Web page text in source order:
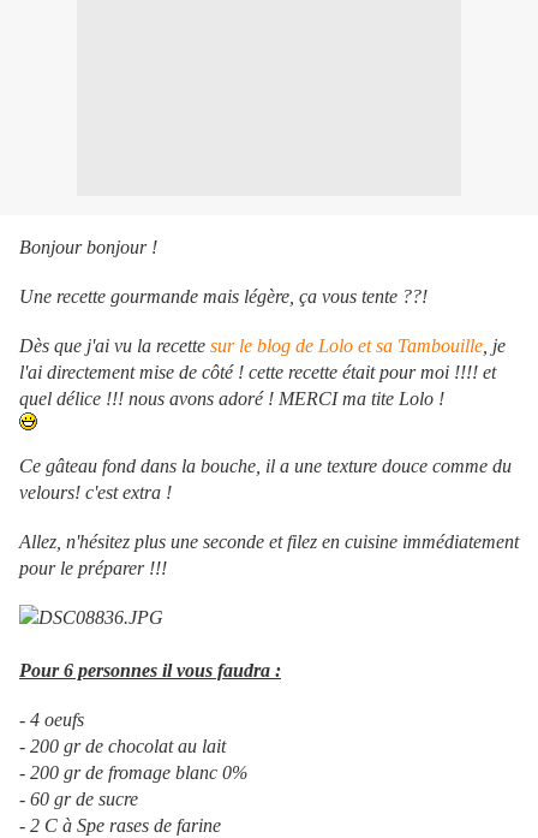
Bonjour bonjour !
Une recette gourmande mais légère, ça vous tente ??!
Dès que j'ai vu la recette sur le blog de Lolo et sa Tambouille , je
l'ai directement mise de côté ! cette recette était pour moi !!!! et
quel délice !!! nous avons adoré ! MERCI ma tite Lolo !
Ce gâteau fond dans la bouche, il a une texture douce comme du
velours! c'est extra !
Allez, n'hésitez plus une seconde et filez en cuisine immédiatement
pour le préparer !!!
Pour 6 personnes il vous faudra :
- 4 oeufs
- 200 gr de chocolat au lait
- 200 gr de fromage blanc 0%
- 60 gr de sucre
- 2 C à Spe rases de farine